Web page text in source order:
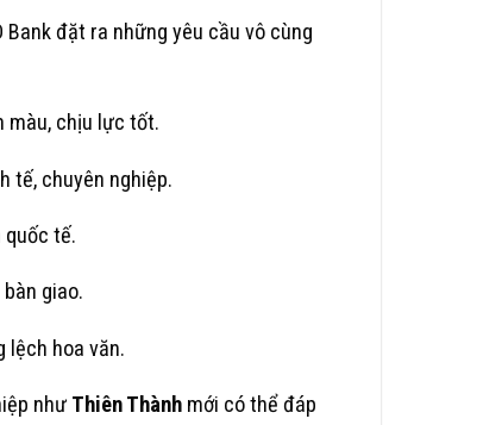
đặt ra những yêu cầu vô cùng
màu, chịu lực tốt.
tế, chuyên nghiệp.
tế.
giao.
lệch hoa văn.
như Thiên Thànhmới có thể đáp